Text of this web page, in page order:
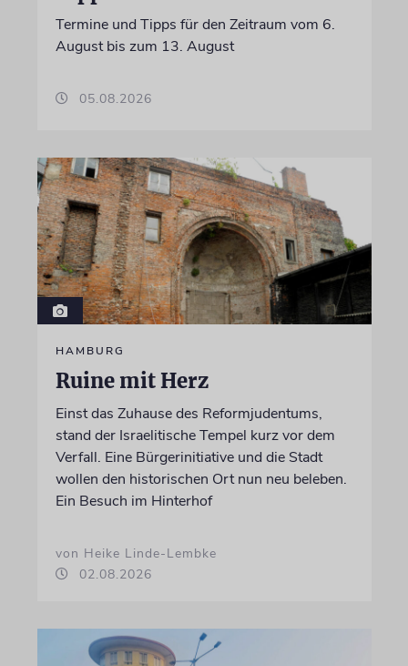
Termine und Tipps für den Zeitraum vom 6.
August bis zum 13. August
05.08.2026
HAMBURG
Ruine mit Herz
Einst das Zuhause des Reformjudentums,
stand der Israelitische Tempel kurz vor dem
Verfall. Eine Bürgerinitiative und die Stadt
wollen den historischen Ort nun neu beleben.
Ein Besuch im Hinterhof
von Heike Linde-Lembke
02.08.2026